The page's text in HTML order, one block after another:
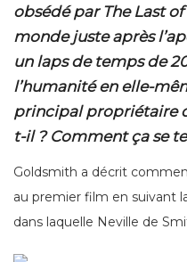
obsédé par The Last
monde juste après
un laps de temps de
l’humanité en elle-
principal propriétaire
t-il ? Comment ça se
Goldsmith a décrit
au premier film en suivant
dans laquelle Neville de